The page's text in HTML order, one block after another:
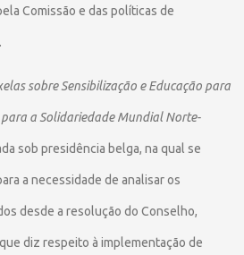
Comissão e das políticas de
sobre Sensibilização e Educação para
a Solidariedade Mundial Norte-
sob presidência belga, na qual se
a necessidade de analisar os
desde a resolução do Conselho,
diz respeito à implementação de